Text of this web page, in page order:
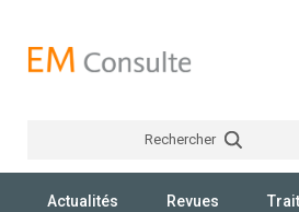
Rechercher
Actualités Revues